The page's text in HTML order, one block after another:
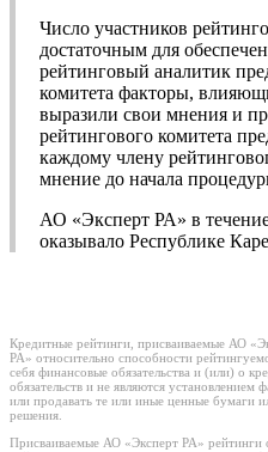
Число участников
достаточным для
рейтинговый аналитик
комитета факторы,
выразили свои мнения и
рейтингового комитета
каждому члену
мнение до начала
АО «Эксперт РА» в
оказывало Республике
Кредитные рейтинги, присваиваемые АО
РА» относительно способности
себя финансовые обязательства и (или) о
обязательств и не являются
или продавать те или иные ценные бумаги
решения.
Присваиваемые АО «Эксперт РА»